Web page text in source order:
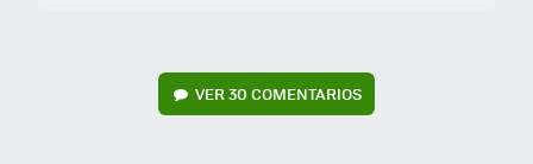
VER30 COMENTARIOS